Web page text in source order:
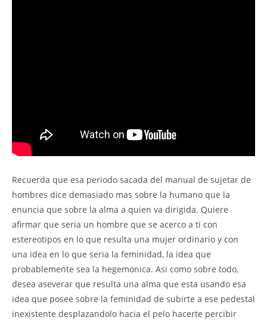
Recuerda que esa periodo sacada del manual de sujetar de
hombres dice demasiado mas sobre la humano que la
enuncia que sobre la alma a quien va dirigida. Quiere
afirmar que seria un hombre que se acerco a ti con
estereotipos en lo que resulta una mujer ordinario y con
una idea en lo que seria la feminidad, la idea que
probablemente sea la hegemonica. Asi como sobre todo,
desea aseverar que resulta una alma que esta usando esa
idea que posee sobre la feminidad de subirte a ese pedestal
inexistente desplazandolo hacia el pelo hacerte percibir